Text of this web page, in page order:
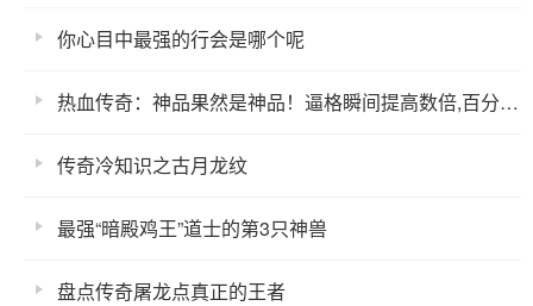
你心目中最强的行会是哪个呢
热血传奇：神品果然是神品！逼格瞬间提高数倍,百分比攻击加成
传奇冷知识之古月龙纹
最强“暗殿鸡王”道士的第3只神兽
盘点传奇屠龙点真正的王者